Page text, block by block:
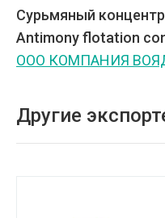
Сурьмяный
Antimony flotation
ООО КОМПАНИЯ
Другие